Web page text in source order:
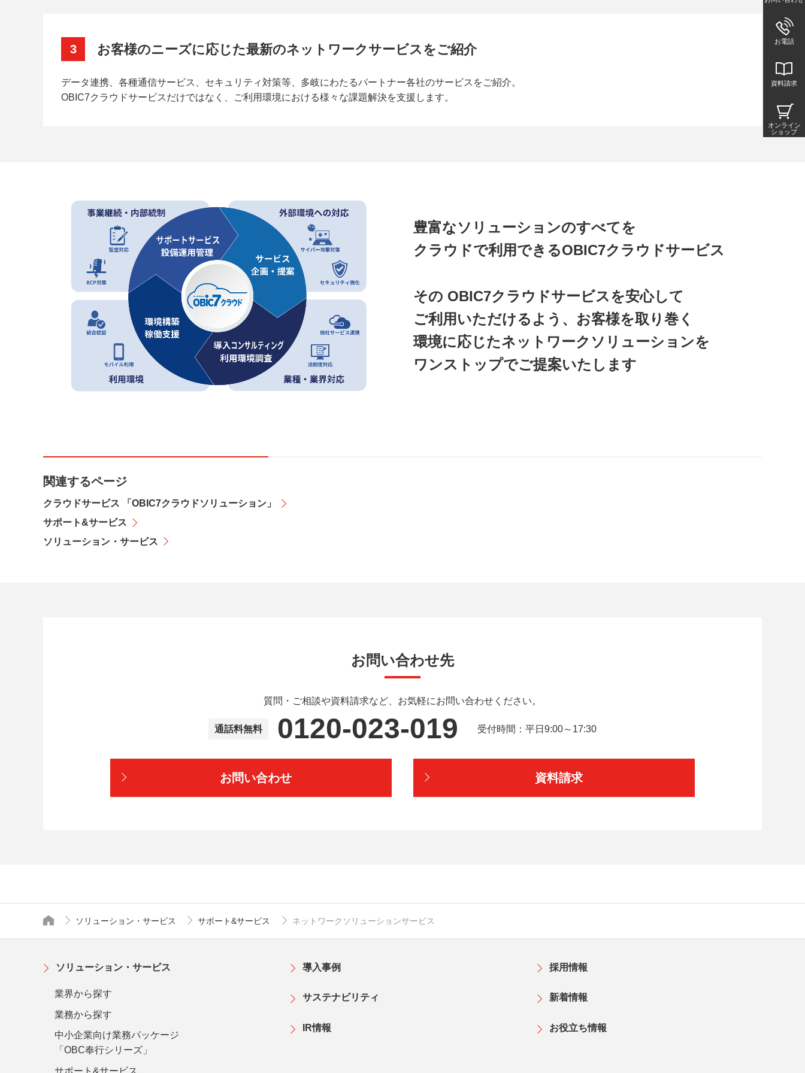
3 お客様のニーズに応じた最新のネットワークサービスをご紹介
データ連携、各種通信サービス、セキュリティ対策等、多岐にわたるパートナー各社のサービスをご紹介。
OBIC7クラウドサービスだけではなく、ご利用環境における様々な課題解決を支援します。
豊富なソリューションのすべてを
クラウドで利用できるOBIC7クラウドサービス
その OBIC7クラウドサービスを安心して
ご利用いただけるよう、お客様を取り巻く
環境に応じたネットワークソリューションを
ワンストップでご提案いたします
関連するページ
クラウドサービス 「OBIC7クラウドソリューション」
サポート&サービス
ソリューション・サービス
お問い合わせ先
質問・ご相談や資料請求など、 お気軽にお問い合わせください。
通話料無料 0120-023-019 受付時間：平日9:00～17:30
お問い合わせ 資料請求
トップページ
ソリューション・サービス サポート&サービス ネットワークソリューションサービス
お電話
資料請求
オンライン
ショップ
ソリューション・サービス
業界から探す
業務から探す
中小企業向け業務パッケージ
「OBC奉行シリーズ」
サポート&サービス
導入事例
サステナビリティ
IR情報
採用情報
新着情報
お役立ち情報